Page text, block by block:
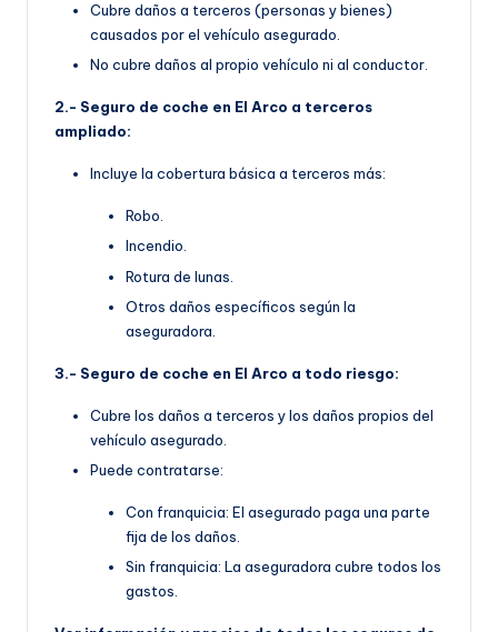
Cubre daños a terceros (personas y bienes)
causados por el vehículo asegurado.
No cubre daños al propio vehículo ni al conductor.
2.- Seguro de coche en El Arco a terceros
ampliado:
Incluye la cobertura básica a terceros más:
Robo.
Incendio.
Rotura de lunas.
Otros daños específicos según la
aseguradora.
3.- Seguro de coche en El Arco a todo riesgo:
Cubre los daños a terceros y los daños propios del
vehículo asegurado.
Puede contratarse:
Con franquicia: El asegurado paga una parte
fija de los daños.
Sin franquicia: La aseguradora cubre todos los
gastos.